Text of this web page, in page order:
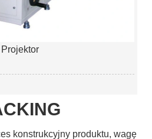
Projektor
konstrukcyjny produktu, wagę